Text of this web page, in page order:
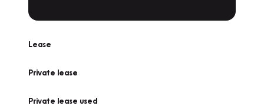
Lease
Private lease
Private lease used